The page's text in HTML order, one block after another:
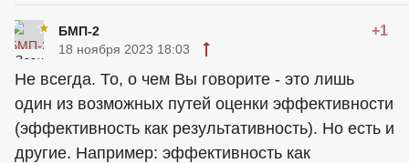
БМП-2 +1
18 ноября 2023 18:03
Не всегда. То, о чем Вы говорите - это лишь
один из возможных путей оценки эффективности
(эффективность как результативность). Но есть и
другие. Например: эффективность как